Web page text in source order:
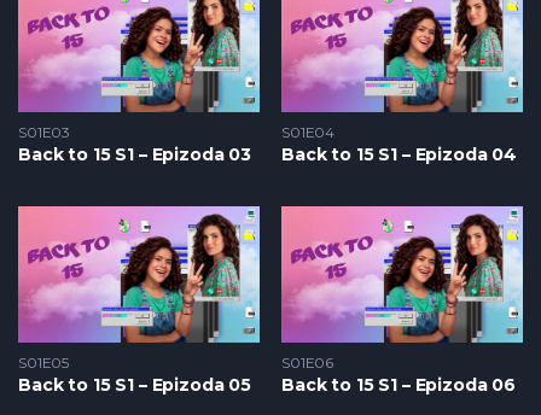
S01E03
Back to 15 S1 – Epizoda 03
S01E04
Back to 15 S1 – Epizoda 04
S01E05
Back to 15 S1 – Epizoda 05
S01E06
Back to 15 S1 – Epizoda 06